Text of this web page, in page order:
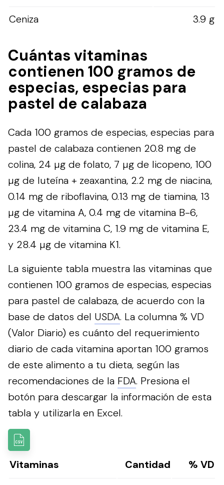
Ceniza
3.9 g
Cuántas vitaminas
contienen 100 gramos de
especias, especias para
pastel de calabaza
Cada 100 gramos de especias, especias para
pastel de calabaza contienen 20.8 mg de
colina, 24 µg de folato, 7 µg de licopeno, 100
µg de luteína + zeaxantina, 2.2 mg de niacina,
0.14 mg de riboflavina, 0.13 mg de tiamina, 13
µg de vitamina A, 0.4 mg de vitamina B-6,
23.4 mg de vitamina C, 1.9 mg de vitamina E,
y 28.4 µg de vitamina K1.
La siguiente tabla muestra las vitaminas que
contienen 100 gramos de especias, especias
para pastel de calabaza, de acuerdo con la
base de datos del USDA. La columna % VD
(Valor Diario) es cuánto del requerimiento
diario de cada vitamina aportan 100 gramos
de este alimento a tu dieta, según las
recomendaciones de la FDA. Presiona el
botón para descargar la información de esta
tabla y utilizarla en Excel.
Vitaminas Cantidad
% VD